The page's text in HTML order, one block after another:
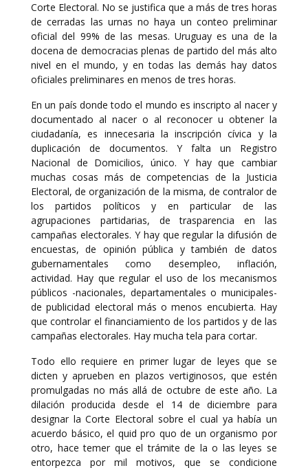
Corte Electoral. No se justifica que a más de tres horas
de cerradas las urnas no haya un conteo preliminar
oficial del 99% de las mesas. Uruguay es una de la
docena de democracias plenas de partido del más alto
nivel en el mundo, y en todas las demás hay datos
oficiales preliminares en menos de tres horas.
En un país donde todo el mundo es inscripto al nacer y
documentado al nacer o al reconocer u obtener la
ciudadanía, es innecesaria la inscripción cívica y la
duplicación de documentos. Y falta un Registro
Nacional de Domicilios, único. Y hay que cambiar
muchas cosas más de competencias de la Justicia
Electoral, de organización de la misma, de contralor de
los partidos políticos y en particular de las
agrupaciones partidarias, de trasparencia en las
campañas electorales. Y hay que regular la difusión de
encuestas, de opinión pública y también de datos
gubernamentales como desempleo, inflación,
actividad. Hay que regular el uso de los mecanismos
públicos -nacionales, departamentales o municipales-
de publicidad electoral más o menos encubierta. Hay
que controlar el financiamiento de los partidos y de las
campañas electorales. Hay mucha tela para cortar.
Todo ello requiere en primer lugar de leyes que se
dicten y aprueben en plazos vertiginosos, que estén
promulgadas no más allá de octubre de este año. La
dilación producida desde el 14 de diciembre para
designar la Corte Electoral sobre el cual ya había un
acuerdo básico, el quid pro quo de un organismo por
otro, hace temer que el trámite de la o las leyes se
entorpezca por mil motivos, que se condicione